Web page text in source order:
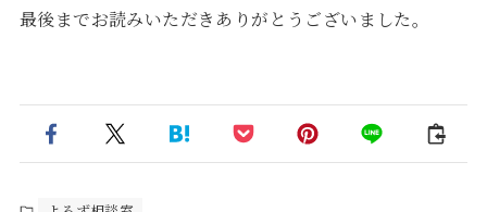
最後までお読みいただきありがとうございました。